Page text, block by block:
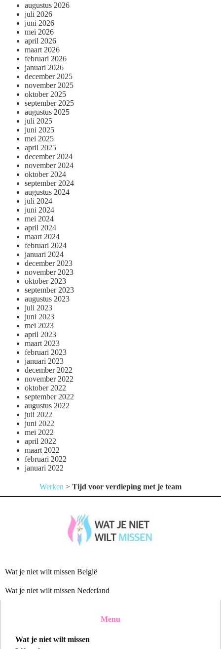
augustus 2026
juli 2026
juni 2026
mei 2026
april 2026
maart 2026
februari 2026
januari 2026
december 2025
november 2025
oktober 2025
september 2025
augustus 2025
juli 2025
juni 2025
mei 2025
april 2025
december 2024
november 2024
oktober 2024
september 2024
augustus 2024
juli 2024
juni 2024
mei 2024
april 2024
maart 2024
februari 2024
januari 2024
december 2023
november 2023
oktober 2023
september 2023
augustus 2023
juli 2023
juni 2023
mei 2023
april 2023
maart 2023
februari 2023
januari 2023
december 2022
november 2022
oktober 2022
september 2022
augustus 2022
juli 2022
juni 2022
mei 2022
april 2022
maart 2022
februari 2022
januari 2022
Werken > Tijd voor verdieping met je team
Wat je niet wilt missen België
Wat je niet wilt missen Nederland
Menu
Wat je niet wilt missen